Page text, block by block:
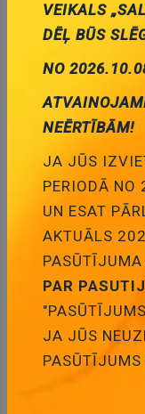
20mm, oranža,
gaismas diode
00027763
stāvoklis: 2
Pievienot
grozam
VEIKALS
DĒĻ BŪS
NO
NEĒRTĪBĀM!
JA JŪS
PERIODĀ
UN ESAT
AKTUĀLS
PAR
JA JŪS
PASŪTĪJUMS